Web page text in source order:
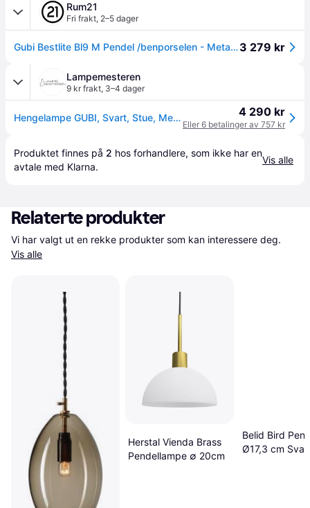
Rum21
Fri frakt, 2–5 dager
Gubi Bestlite Bl9 M Pendel /benporselen - Metall Messing - 100103183 279 kr
Lampemesteren
9 kr frakt, 3–4 dager
Hengelampe GUBI, Svart, Stue, Metall 4 290 kr
Eller 6 betalinger av 757 kr
Produktet finnes på 2 hos forhandlere, som ikke har en
avtale med Klarna.
Vis alle
Relaterte produkter
Vis alle
Herstal Vienda Brass
Pendellampe ∅ 20cm
Belid Bird
Ø17,3 cm